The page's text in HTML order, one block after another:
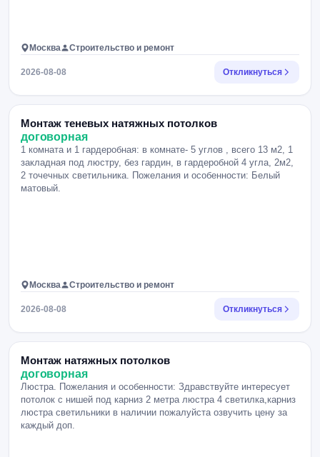
Москва Строительство и ремонт
2026-08-08 Откликнуться
Монтаж теневых натяжных потолков
договорная
1 комната и 1 гардеробная: в комнате- 5 углов , всего 13 м2, 1
закладная под люстру, без гардин, в гардеробной 4 угла, 2м2,
2 точечных светильника. Пожелания и особенности: Белый
матовый.
Москва Строительство и ремонт
2026-08-08 Откликнуться
Монтаж натяжных потолков
договорная
Люстра. Пожелания и особенности: Здравствуйте интересует
потолок с нишей под карниз 2 метра люстра 4 светилка,карниз
люстра светильники в наличии пожалуйста озвучить цену за
каждый доп.